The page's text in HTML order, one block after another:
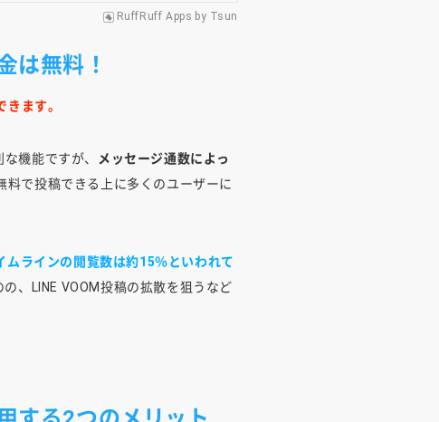
RuffRuff Apps by Tsun
は無料！
きます。
機能ですが、
メッセージ通数によっ
料で投稿できる上に多くのユーザーに
ムラインの閲覧数は約15％といわれて
、LINE VOOM投稿の拡散を狙うなど